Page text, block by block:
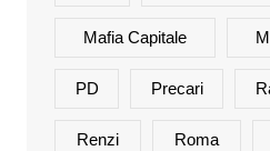
Mafia Capitale
PD Precari
Renzi Roma